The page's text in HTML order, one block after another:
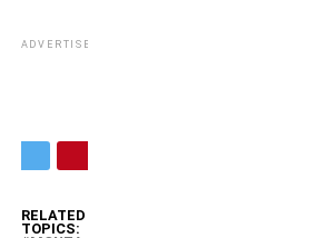
ADVERTISEMENT
RELATED
TOPICS: